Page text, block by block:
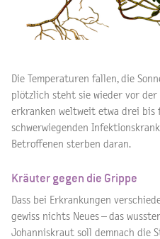
Die Temperaturen fallen, die
plötzlich steht sie wieder vor der
erkranken weltweit etwa drei bis
schwerwiegenden
Betroffenen sterben daran.
Kräuter gegen die Grippe
Dass bei Erkrankungen
gewiss nichts Neues – das
Johanniskraut soll demnach die